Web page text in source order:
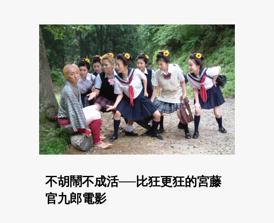
不胡鬧不成活──比狂更狂的宮藤
官九郎電影